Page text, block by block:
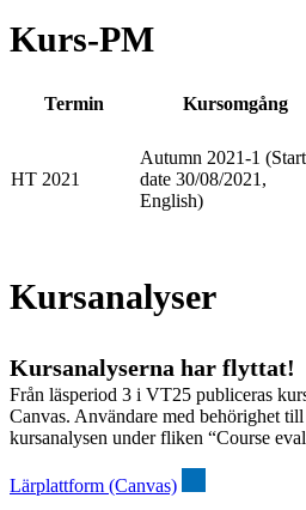
Kurs-PM
Termin Kursomgång
HT 2021
Autumn 2021-1 (Start
date 30/08/2021,
English)
Kursanalyser
Kursanalyserna har flyttat!
Från läsperiod 3 i VT25 publiceras
Canvas. Användare med behörighet
kursanalysen under fliken “Course
Lärplattform (Canvas)